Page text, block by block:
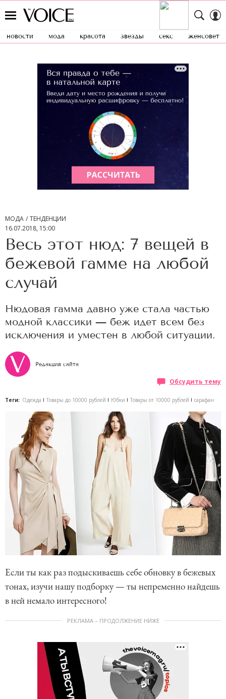
новости мода красота звезды секс женсовет
МОДА
ТЕНДЕНЦИИ
16.07.2018, 15:00
Весь этот нюд: 7 вещей в
бежевой гамме на любой
случай
Нюдовая гамма давно уже стала частью
модной классики — беж идет всем без
исключения и уместен в любой ситуации.
Редакция сайта
Обсудить тему
Теги: Одежда Товары до 10000 рублей Юбки Товары от 10000 рублей сарафан
Если ты как раз подыскиваешь себе обновку в бежевых
тонах, изучи нашу подборку — ты непременно найдешь
в ней немало интересного!
РЕКЛАМА – ПРОДОЛЖЕНИЕ НИЖЕ